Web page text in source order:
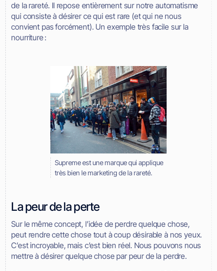
de la rareté. Il repose entièrement sur notre automatisme
qui consiste à désirer ce qui est rare (et qui ne nous
convient pas forcément). Un exemple très facile sur la
nourriture :
Supreme est une marque qui applique
très bien le marketing de la rareté.
La peur de la perte
Sur le même concept, l’idée de perdre quelque chose,
peut rendre cette chose tout à coup désirable à nos yeux.
C’est incroyable, mais c’est bien réel. Nous pouvons nous
mettre à désirer quelque chose par peur de la perdre.